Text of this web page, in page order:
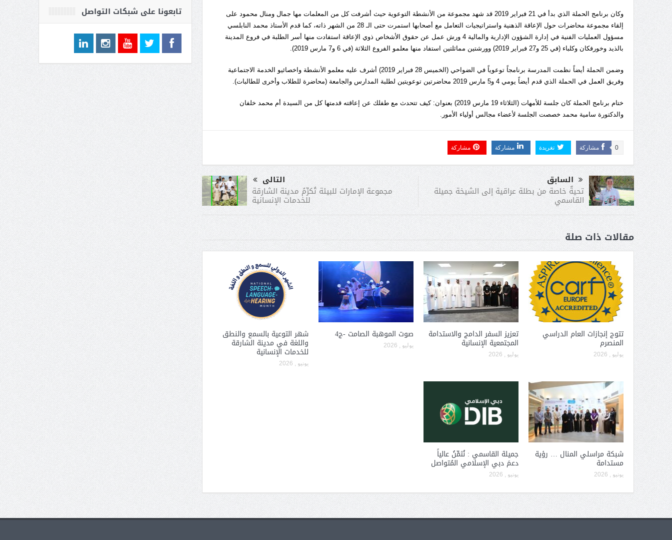
وكان برنامج الحملة الذي بدأ في 21 فبراير 2019 قد شهد مجموعة من الأنشطة التوعوية حيث أشرفت كل من المعلمات مها جمال ومنال محمود على
إلقاء مجموعة محاضرات حول الإعاقة الذهنية واستراتيجيات التعامل مع أصحابها استمرت حتى الـ 28 من الشهر ذاته، كما قدم الأستاذ محمد النابلسي
مسؤول العمليات الفنية في إدارة الشؤون الإدارية والمالية 4 ورش عمل عن حقوق الأشخاص ذوي الإعاقة استفادت منها أسر الطلبة في فروع المدينة
بالذيد وخورفكان وكلباء (في 25 و27 فبراير 2019) وورشتين مماثلتين استفاد منها معلمو الفروع الثلاثة (في 6 و7 مارس 2019).
وضمن الحملة أيضاً نظمت المدرسة برنامجاً توعوياً في الضواحي (الخميس 28 فبراير 2019) أشرف عليه معلمو الأنشطة واخصائيو الخدمة الاجتماعية
وفريق العمل في الحملة الذي قدم أيضاً يومي 4 و5 مارس 2019 محاضرتين توعويتين لطلبة المدارس والجامعة (محاضرة للطلاب وأخرى للطالبات).
ختام برنامج الحملة كان جلسة للأمهات (الثلاثاء 19 مارس 2019) بعنوان: كيف تتحدث مع طفلك عن إعاقته قدمتها كل من السيدة أم محمد خلفان
والدكتورة سامية محمد خصصت الجلسة لأعضاء مجالس أولياء الأمور.
مشاركة 0 تغريدة مشاركة مشاركة
السابق
تحيةٌ خاصة من بطلة عراقية إلى الشيخة جميلة
القاسمي
التالى
مجموعة الإمارات للبيئة تُكرِّمُ مدينة الشارقة
للخدمات الإنسانية
مقالات ذات صلة
تتوج إنجازات العام الدراسي
المنصرم
يوليو , 2026
تعزيز السفر الدامج والاستدامة
المجتمعية الإنسانية
يوليو , 2026
صوت الموهبة الصامت -ج4
يوليو , 2026
شهر التوعية بالسمع والنطق
واللغة في مدينة الشارقة
للخدمات الإنسانية
يونيو , 2026
شبكة مراسلي المنال … رؤية
مستدامة
يونيو , 2026
جميلة القاسمي : نُثمِّنُ عالياً
دعمَ دبي الإسلامي المُتواصل
يونيو , 2026
تابعونا على شبكات التواصل